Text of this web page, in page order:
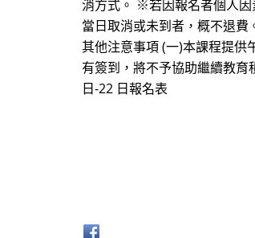
消方式。 ※若因報名者個人因
當日取消或未到者，概不退
其他注意事項 (一)本課程提供
有簽到，將不予協助繼續教
日-22 日報名表